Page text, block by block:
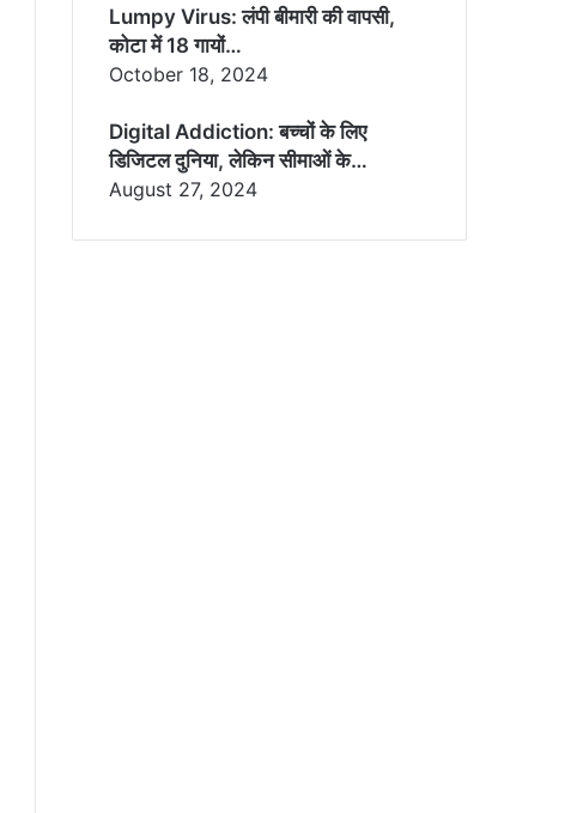
Lumpy Virus: लंपी बीमारी की वापसी,
कोटा में 18 गायों…
October 18, 2024
Digital Addiction: बच्चों के लिए
डिजिटल दुनिया, लेकिन सीमाओं के…
August 27, 2024